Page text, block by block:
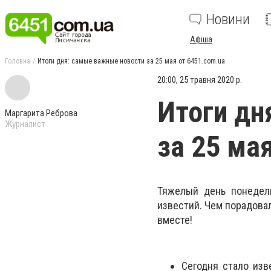
Новини
Афіша
Головна Итоги дня: самые важные новости за 25 мая от 6451.com.ua
Маргарита Реброва
Журналист
20:00, 25 травня 2020 р.
Итоги
за 25
Тяжелый день
известий. Чем
вместе!
Сегодня стало